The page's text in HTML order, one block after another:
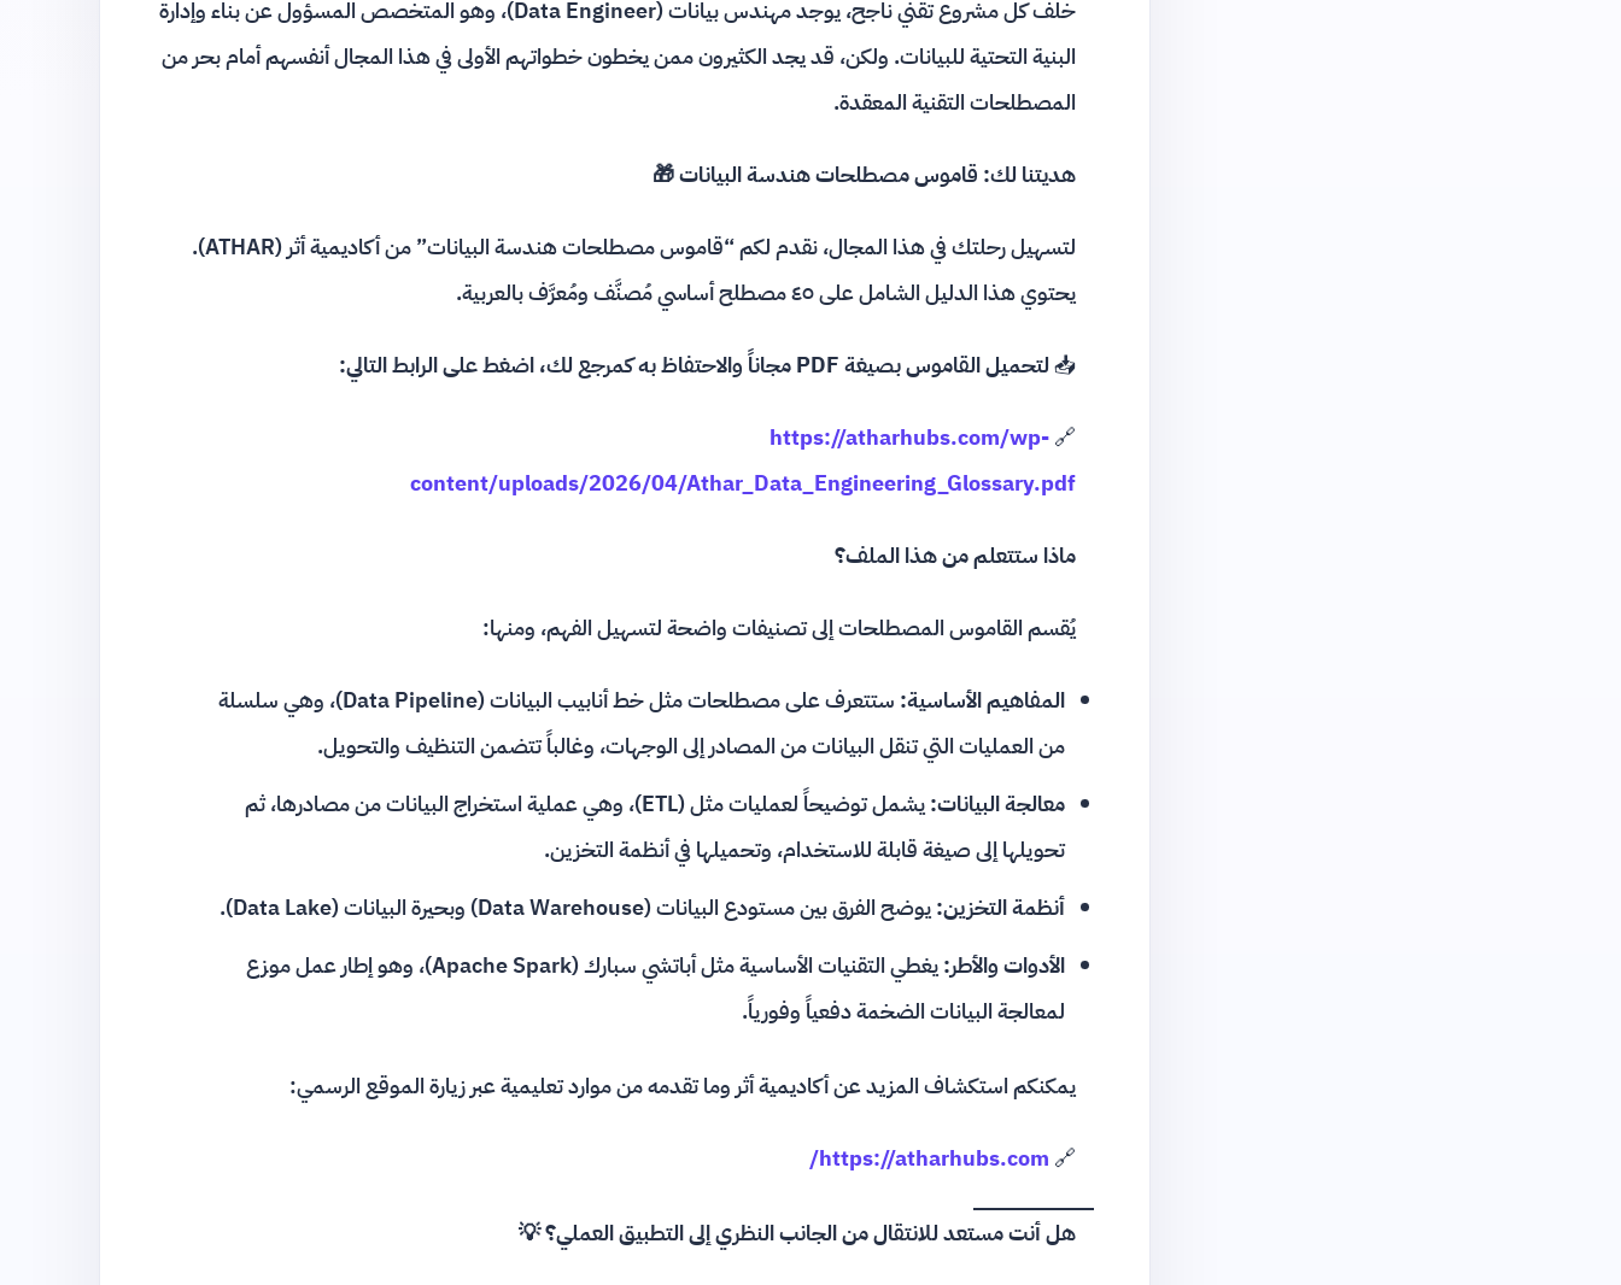
خلف كل مشروع تقني ناجح، يوجد مهندس بيانات (Data Engineer)، وهو المتخصص المسؤول عن بناء وإدارة
البنية التحتية للبيانات. ولكن، قد يجد الكثيرون ممن يخطون خطواتهم الأولى في هذا المجال أنفسهم أمام بحر من
المصطلحات التقنية المعقدة.
هديتنا لك: قاموس مصطلحات هندسة البيانات 🎁
لتسهيل رحلتك في هذا المجال، نقدم لكم “قاموس مصطلحات هندسة البيانات” من أكاديمية أثر (ATHAR)
.
يحتوي هذا الدليل الشامل على ٤٥ مصطلح أساسي مُصنَّف ومُعرَّف بالعربية
.
📥لتحميل القاموس بصيغة PDF مجاناً والاحتفاظ به كمرجع لك، اضغط على الرابط التالي:
🔗
https://atharhubs.com/wp-
content/uploads/2026/04/Athar_Data_Engineering_Glossary.pdf
ماذا ستتعلم من هذا الملف؟
يُقسم القاموس المصطلحات إلى تصنيفات واضحة لتسهيل الفهم، ومنها:
المفاهيم الأساسية:
ستتعرف على مصطلحات مثل خط أنابيب البيانات (Data Pipeline)، وهي سلسلة
من العمليات التي تنقل البيانات من المصادر إلى الوجهات، وغالباً تتضمن التنظيف والتحويل.
معالجة البيانات:
يشمل توضيحاً لعمليات مثل (ETL)، وهي عملية استخراج البيانات من مصادرها، ثم
تحويلها إلى صيغة قابلة للاستخدام، وتحميلها في أنظمة التخزين.
أنظمة التخزين:يوضح الفرق بين مستودع البيانات (Data Warehouse) وبحيرة البيانات (Data Lake).
الأدوات والأطر:
يغطي التقنيات الأساسية مثل أباتشي سبارك (Apache Spark)، وهو إطار عمل موزع
لمعالجة البيانات الضخمة دفعياً وفورياً.
يمكنكم استكشاف المزيد عن أكاديمية أثر وما تقدمه من موارد تعليمية عبر زيارة الموقع الرسمي:
🔗
https://atharhubs.com/
هل أنت مستعد للانتقال من الجانب النظري إلى التطبيق العملي؟ 💡